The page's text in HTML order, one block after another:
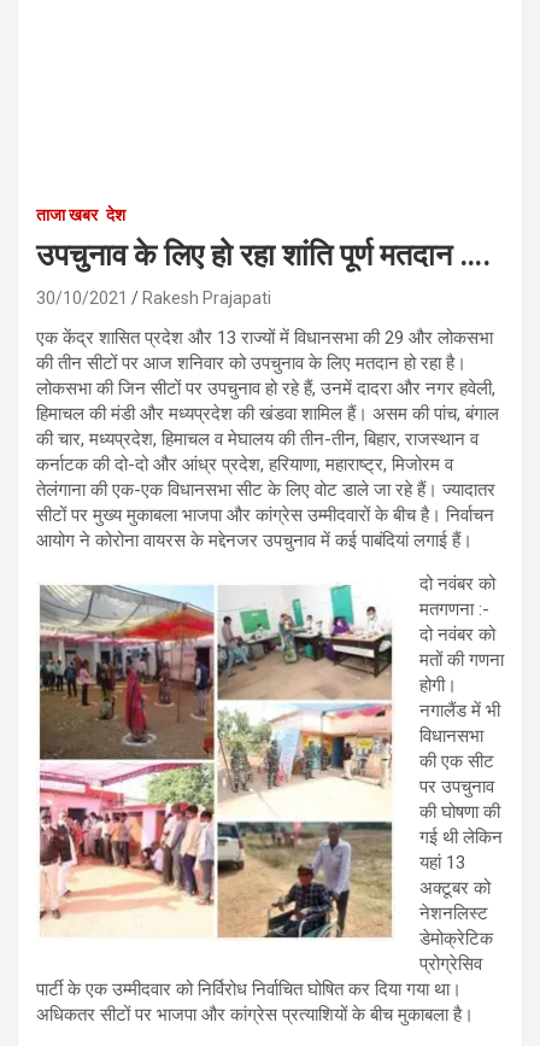
ताजा खबर देश
उपचुनाव के लिए हो रहा शांति पूर्ण मतदान ….
30/10/2021 Rakesh Prajapati
एक केंद्र शासित प्रदेश और 13 राज्यों में विधानसभा की 29 और लोकसभा
की तीन सीटों पर आज शनिवार को उपचुनाव के लिए मतदान हो रहा है।
लोकसभा की जिन सीटों पर उपचुनाव हो रहे हैं, उनमें दादरा और नगर हवेली,
हिमाचल की मंडी और मध्यप्रदेश की खंडवा शामिल हैं। असम की पांच, बंगाल
की चार, मध्यप्रदेश, हिमाचल व मेघालय की तीन-तीन, बिहार, राजस्थान व
कर्नाटक की दो-दो और आंध्र प्रदेश, हरियाणा, महाराष्ट्र, मिजोरम व
तेलंगाना की एक-एक विधानसभा सीट के लिए वोट डाले जा रहे हैं। ज्यादातर
सीटों पर मुख्य मुकाबला भाजपा और कांग्रेस उम्मीदवारों के बीच है। निर्वाचन
आयोग ने कोरोना वायरस के मद्देनजर उपचुनाव में कई पाबंदियां लगाई हैं।
दो नवंबर को
मतगणना :-
दो नवंबर को
मतों की गणना
होगी।
नगालैंड में भी
विधानसभा
की एक सीट
पर उपचुनाव
की घोषणा की
गई थी लेकिन
यहां 13
अक्टूबर को
नेशनलिस्ट
डेमोक्रेटिक
प्रोग्रेसिव
पार्टी के एक उम्मीदवार को निर्विरोध निर्वाचित घोषित कर दिया गया था।
अधिकतर सीटों पर भाजपा और कांग्रेस प्रत्याशियों के बीच मुकाबला है।